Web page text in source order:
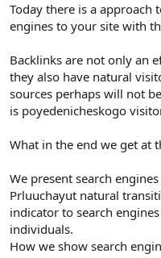
Today there is a approach
engines to your site with
Backlinks are not only an
they also have natural
sources perhaps will not
is poyedenicheskogo
What in the end we get at
We present search
Prluuchayut natural
indicator to search
individuals.
How we show search